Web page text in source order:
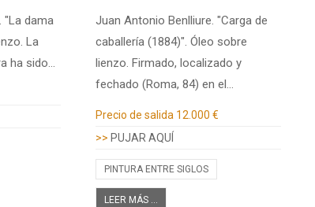
"La dama
La
ha sido…
Juan Antonio Benlliure. "Carga de
caballería (1884)". Óleo sobre
lienzo. Firmado, localizado y
fechado (Roma, 84) en el…
Precio de salida 12.000 €
>> PUJAR AQUÍ
PINTURA ENTRE SIGLOS
LEER MÁS ...